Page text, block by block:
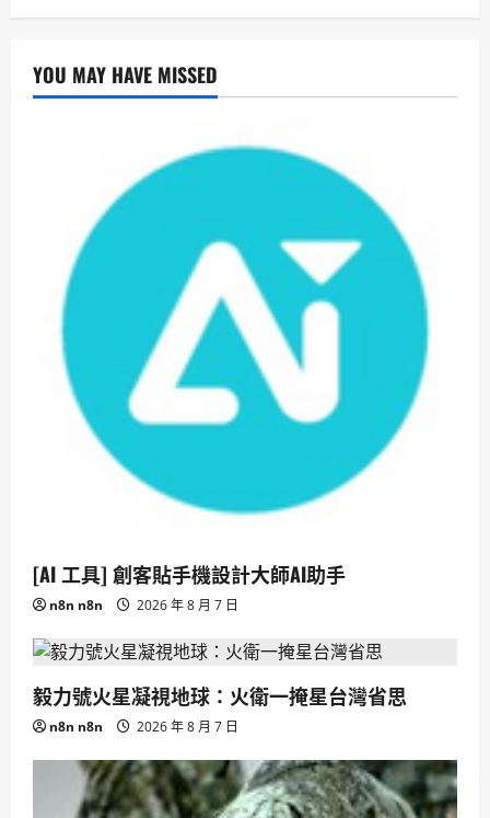
YOU MAY HAVE MISSED
[AI 工具] 創客貼手機設計大師AI助手
n8n n8n 2026 年 8 月 7 日
毅力號火星凝視地球：火衛一掩星台灣省思
n8n n8n 2026 年 8 月 7 日